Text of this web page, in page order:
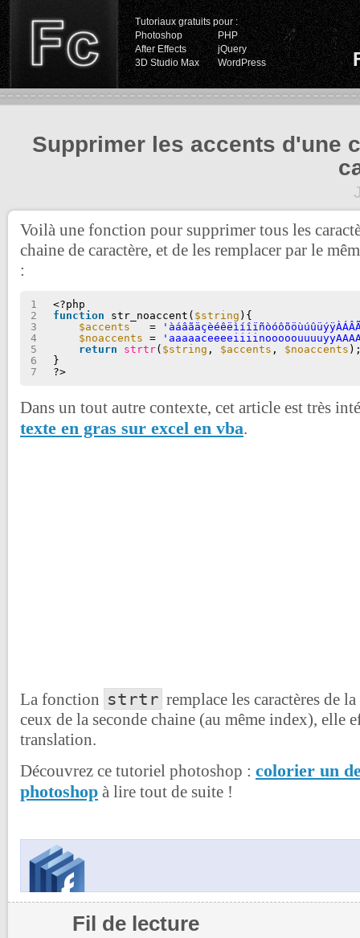
Tutoriaux gratuits pour :
Photoshop
PHP
After Effects
jQuery
3D Studio Max
WordPress
Supprimer les accents d'une
Voilà une fonction pour supprimer tous les
chaine de caractère, et de les remplacer par le
:
1
2
3
4
5
6
7
<?php
function
str_noaccent( $string ){
$accents
=
$noaccents
=
return
strtr( $string , $accents , $noaccents
}
?>
Dans un tout autre contexte, cet article est très
texte en gras sur excel en vba.
La fonction strtr remplace les caractères de
ceux de la seconde chaine (au même index), elle
translation.
Découvrez ce tutoriel photoshop : colorier un
photoshop à lire tout de suite !
Fil de lecture